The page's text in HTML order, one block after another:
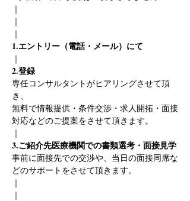
｜
｜
｜
1.エントリー（電話・メール）にて
｜
2.登録
専任コンサルタントがヒアリングさせて頂
き、
無料で情報提供・条件交渉・求人開拓・面接
対応などのご提案をさせて頂きます。
｜
3.ご紹介先医療機関での書類選考・面接見学
事前に面接先での交渉や、当日の面接同席な
どのサポートをさせて頂きます。
｜
｜